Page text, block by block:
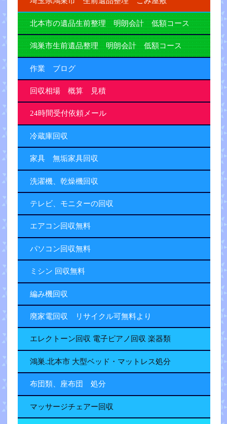
北本市の遺品生前整理 明朗会計 低額コース
鴻巣市生前遺品整理 明朗会計 低額コース
作業 ブログ
回収相場 概算 見積
24時間受付依頼メール
冷蔵庫回収
家具 無垢家具回収
洗濯機、乾燥機回収
テレビ、モニターの回収
エアコン回収無料
パソコン回収無料
ミシン 回収無料
編み機回収
廃家電回収 リサイクル可無料より
エレクトーン回収 電子ピアノ回収 楽器類
鴻巣.北本市 大型ベッド・マットレス処分
布団類、座布団 処分
マッサージチェアー回収